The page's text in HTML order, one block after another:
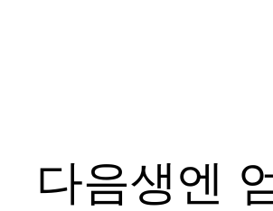
다음생엔